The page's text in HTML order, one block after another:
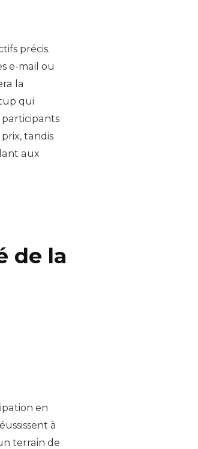
précis.
e-mail ou
la
qui
participants
tandis
aux
de la
en
à
terrain de